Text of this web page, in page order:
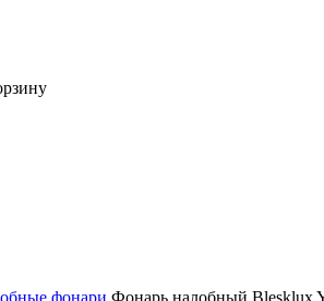
фонари Фонарь налобный Blesklux